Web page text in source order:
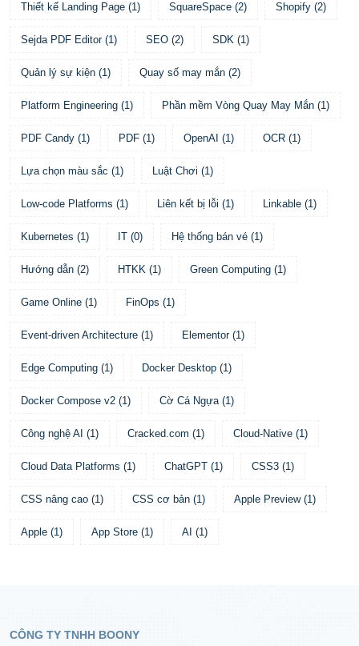
Thiết kế Landing Page (1) SquareSpace (2) Shopify (2)
Sejda PDF Editor (1) SEO (2) SDK (1)
Quản lý sự kiện (1) Quay số may mắn (2)
Platform Engineering (1) Phần mềm Vòng Quay May Mắn (1)
PDF Candy (1) PDF (1) OpenAI (1) OCR (1)
Lựa chọn màu sắc (1) Luật Chơi (1)
Low-code Platforms (1) Liên kết bị lỗi (1) Linkable (1)
Kubernetes (1) IT (0) Hệ thống bán vé (1)
Hướng dẫn (2) HTKK (1) Green Computing (1)
Game Online (1) FinOps (1)
Event-driven Architecture (1) Elementor (1)
Edge Computing (1) Docker Desktop (1)
Docker Compose v2 (1) Cờ Cá Ngựa (1)
Công nghệ AI (1) Cracked.com (1) Cloud-Native (1)
Cloud Data Platforms (1) ChatGPT (1) CSS3 (1)
CSS nâng cao (1) CSS cơ bản (1) Apple Preview (1)
Apple (1) App Store (1) AI (1)
CÔNG TY TNHH BOONY